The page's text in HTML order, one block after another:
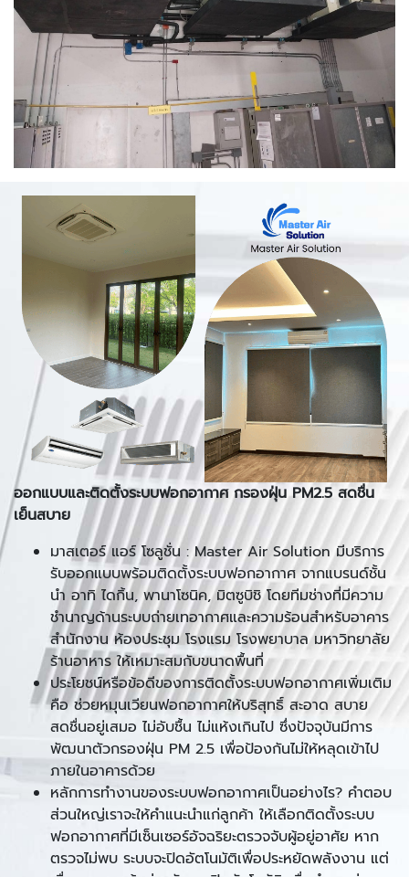
ออกแบบและติดตั้งระบบฟอกอากาศ กรองฝุ่น PM2.5 สดชื่น
เย็นสบาย
มาสเตอร์ แอร์ โซลูชั่น : Master Air Solution มีบริการ
รับออกแบบพร้อมติดตั้งระบบฟอกอากาศ จากแบรนด์ชั้น
นำ อาทิ ไดกิ้น, พานาโซนิค, มิตซูบิชิ โดยทีมช่างที่มีความ
ชำนาญด้านระบบถ่ายเทอากาศและความร้อนสำหรับอาคาร
สำนักงาน ห้องประชุม โรงแรม โรงพยาบาล มหาวิทยาลัย
ร้านอาหาร ให้เหมาะสมกับขนาดพื้นที่
ประโยชน์หรือข้อดีของการติดตั้งระบบฟอกอากาศเพิ่มเติม
คือ ช่วยหมุนเวียนฟอกอากาศให้บริสุทธิ์ สะอาด สบาย
สดชื่นอยู่เสมอ ไม่อับชื้น ไม่แห้งเกินไป ซึ่งปัจจุบันมีการ
พัฒนาตัวกรองฝุ่น PM 2.5 เพื่อป้องกันไม่ให้หลุดเข้าไป
ภายในอาคารด้วย
หลักการทำงานของระบบฟอกอากาศเป็นอย่างไร? คำตอบ
ส่วนใหญ่เราจะให้คำแนะนำแก่ลูกค้า ให้เลือกติดตั้งระบบ
ฟอกอากาศที่มีเซ็นเซอร์อัจฉริยะตรวจจับผู้อยู่อาศัย หาก
ตรวจไม่พบ ระบบจะปิดอัตโนมัติเพื่อประหยัดพลังงาน แต่